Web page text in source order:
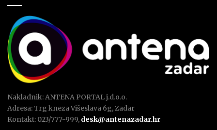
Nakladnik: ANTENA PORTAL j.d.o.o.
Adresa: Trg kneza Višeslava 6g, Zadar
Kontakt: 023/777-999, desk@antenazadar.hr